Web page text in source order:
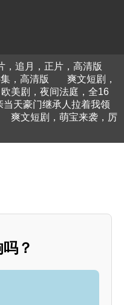
，追月，正片，高清版
，高清版
爽文短剧，
欧美剧，夜间法庭，全16
当天豪门继承人拉着我领
爽文短剧，萌宝来袭，厉
？